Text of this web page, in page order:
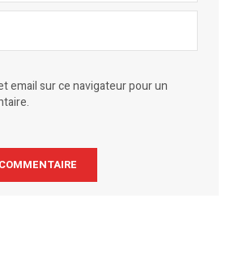
email sur ce navigateur pour un